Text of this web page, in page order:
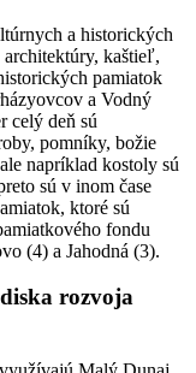
a historických
kaštieľ,
pamiatok
a Vodný
celý deň sú
pomníky, božie
napríklad kostoly sú
sú v inom čase
ktoré sú
fondu
(4) a Jahodná (3).
rozvoja